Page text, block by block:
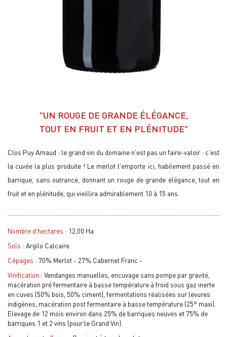
"UN ROUGE DE GRANDE ÉLÉGANCE,
TOUT EN FRUIT ET EN PLÉNITUDE"
Clos Puy Arnaud : le grand vin du domaine n'est pas un faire-valoir : c'est
la cuvée la plus produite ! Le merlot l'emporte ici, habilement passé en
barrique, sans outrance, donnant un rouge de grande élégance, tout en
fruit et en plénitude, qui vieillira admirablement 10 à 15 ans.
Nombre d'hectares : 12,00 Ha
Sols : Argilo Calcaire
Cépages : 70% Merlot - 27% Cabernet Franc -
Vinification : Vendanges manuelles, encuvage sans pompe par gravité,
macération pré fermentaire à basse température à froid sous gaz inerte
en cuves (50% bois, 50% ciment), fermentations réalisées sur levures
indigènes, macération post fermentaire à basse température (25° maxi).
Elevage de 12 mois environ dans 25% de barriques neuves et 75% de
barriques 1 et 2 vins (pour le Grand Vin).